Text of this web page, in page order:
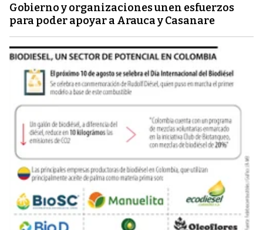
Gobierno y organizaciones unen esfuerzos
para poder apoyar a Arauca y Casanare